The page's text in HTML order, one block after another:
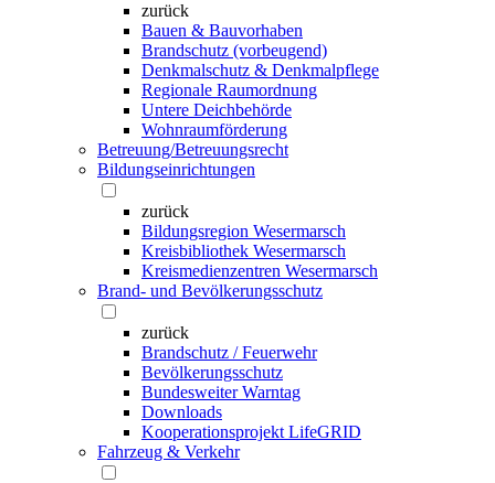
zurück
Bauen & Bauvorhaben
Brandschutz (vorbeugend)
Denkmalschutz & Denkmalpflege
Regionale Raumordnung
Untere Deichbehörde
Wohnraumförderung
Betreuung/Betreuungsrecht
Bildungseinrichtungen
zurück
Bildungsregion Wesermarsch
Kreisbibliothek Wesermarsch
Kreismedienzentren Wesermarsch
Brand- und Bevölkerungsschutz
zurück
Brandschutz / Feuerwehr
Bevölkerungsschutz
Bundesweiter Warntag
Downloads
Kooperationsprojekt LifeGRID
Fahrzeug & Verkehr